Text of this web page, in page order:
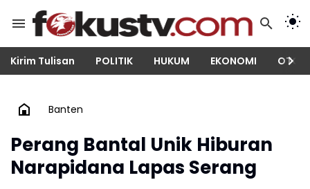
Kirim Tulisan POLITIK HUKUM EKONOMI
Banten
Perang Bantal Unik Hiburan
Narapidana Lapas Serang